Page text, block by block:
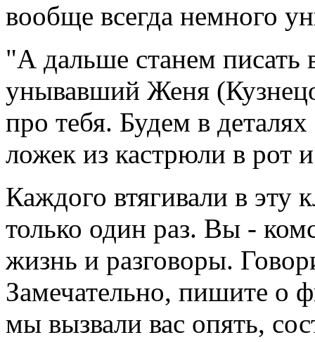
вообще всегда немного
"А дальше станем писать
унывавший Женя
про тебя. Будем в
ложек из кастрюли в рот
Каждого втягивали в эту
только один раз. Вы -
жизнь и разговоры.
Замечательно, пишите о
мы вызвали вас опять,